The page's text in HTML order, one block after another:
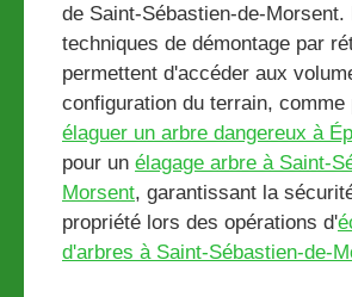
de Saint-Sébastien-de-Morsent.
techniques de démontage par
permettent d'accéder aux
configuration du terrain, comme
élaguer un arbre dangereux à
pour un élagage arbre à Saint-
Morsent, garantissant la
propriété lors des opérations d'
d'arbres à Saint-Sébastien-de-